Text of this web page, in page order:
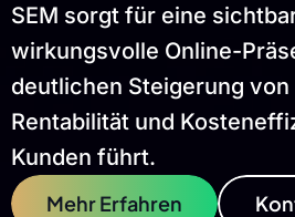
SEM sorgt für eine
wirkungsvolle Online-
deutlichen Steigerung von
Rentabilität und
Kunden führt.
Mehr Erfahren